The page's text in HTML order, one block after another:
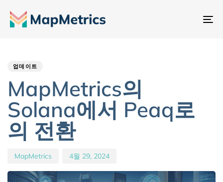
내
업데이트
MapMetrics의
Solana에서 Peaq로
의 전환
MapMetrics 4월 29, 2024